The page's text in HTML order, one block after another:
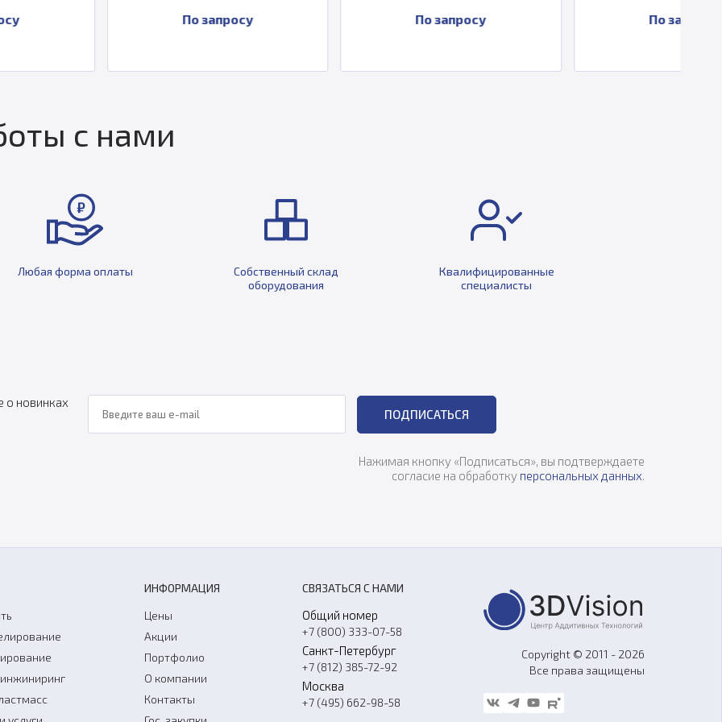
с нами
Любая форма оплаты
Собственный склад
оборудования
Квалифицированные
специалисты
о новинках
ПОДПИСАТЬСЯ
Нажимая кнопку «Подписаться», вы подтверждаете
согласие на обработку персональных данных.
ИНФОРМАЦИЯ
Цены
Акции
Портфолио
О компании
Контакты
СВЯЗАТЬСЯ С НАМИ
Общий номер
+7 (800) 333-07-58
Санкт-Петербург
+7 (812) 385-72-92
Москва
+7 (495) 662-98-58
Copyright © 2011 - 2026
Все права защищены